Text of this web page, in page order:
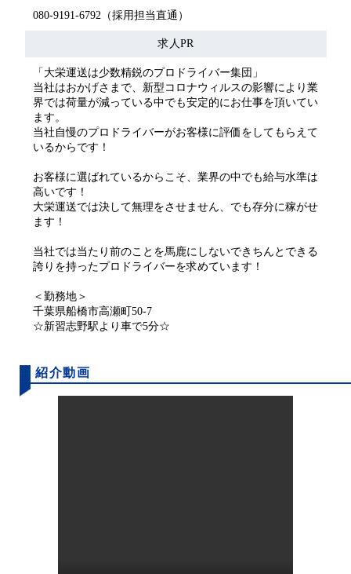
080-9191-6792（採用担当直通）
求人PR
「大栄運送は少数精鋭のプロドライバー集団」
当社はおかげさまで、新型コロナウィルスの影響により業
界では荷量が減っている中でも安定的にお仕事を頂いてい
ます。
当社自慢のプロドライバーがお客様に評価をしてもらえて
いるからです！
お客様に選ばれているからこそ、業界の中でも給与水準は
高いです！
大栄運送では決して無理をさせません、でも存分に稼がせ
ます！
当社では当たり前のことを馬鹿にしないできちんとできる
誇りを持ったプロドライバーを求めています！
＜勤務地＞
千葉県船橋市高瀬町50-7
☆新習志野駅より車で5分☆
紹介動画